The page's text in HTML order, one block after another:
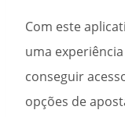
Com este
uma
conseguir
opções de